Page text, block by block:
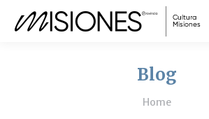
Blog
You are here:
Home